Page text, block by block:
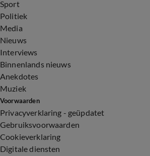
Sport
Politiek
Media
Nieuws
Interviews
Binnenlands nieuws
Anekdotes
Muziek
Voorwaarden
Privacyverklaring - geüpdatet
Gebruiksvoorwaarden
Cookieverklaring
Digitale diensten